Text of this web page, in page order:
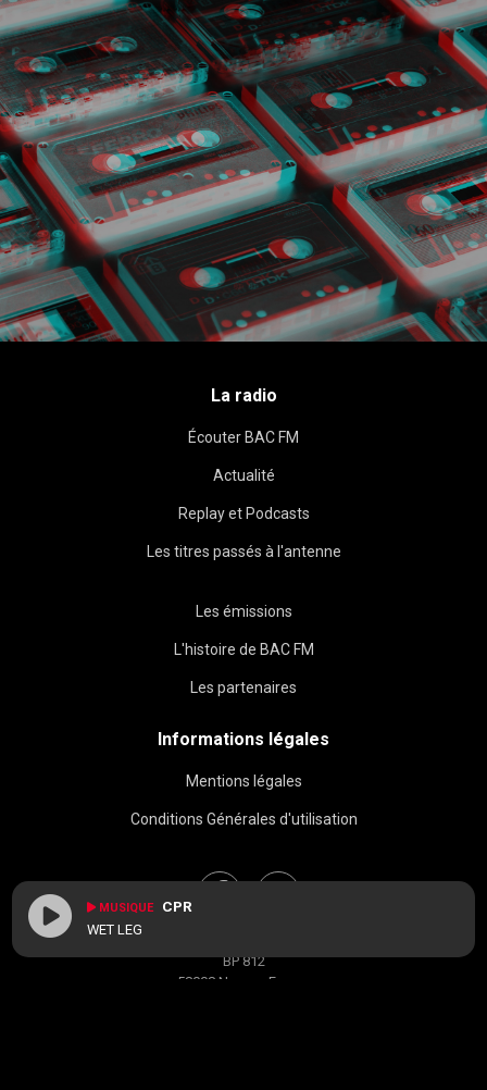
La radio
Écouter BAC FM
Actualité
Replay et Podcasts
Les titres passés à l'antenne
Les émissions
L'histoire de BAC FM
Les partenaires
Informations légales
Mentions légales
Conditions Générales d'utilisation
BP 812
58008 Nevers, France
MUSIQUE CPR
WET LEG